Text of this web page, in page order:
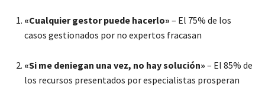
«Cualquier gestor puede hacerlo» – El 75% de los
casos gestionados por no expertos fracasan
«Si me deniegan una vez, no hay solución» – El 85% de
los recursos presentados por especialistas prosperan